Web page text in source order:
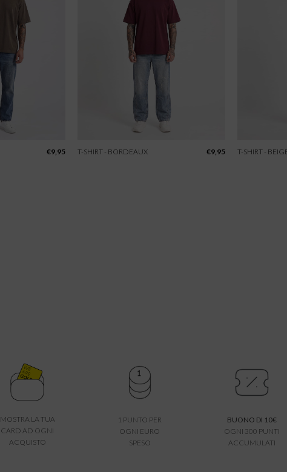
€9,95 T-SHIRT - BORDEAUX €9,95 T-SHIRT -
MOSTRA LA TUA
CARD AD OGNI
ACQUISTO
1 PUNTO PER
OGNI EURO
SPESO
BUONO DI 10€
OGNI 300 PUNTI
ACCUMULATI